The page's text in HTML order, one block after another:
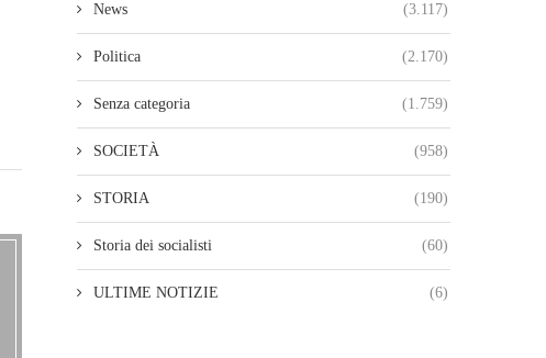
News (3.117)
Politica (2.170)
Senza categoria (1.759)
SOCIETÀ (958)
STORIA (190)
Storia dei socialisti (60)
ULTIME NOTIZIE (6)